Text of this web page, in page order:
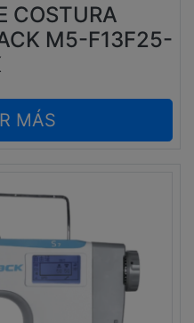
COSTURA
M5-F13F25-
MÁS